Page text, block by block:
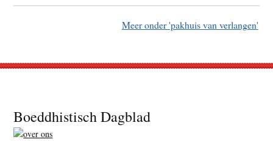
Meer onder 'pakhuis van verlangen'
Footer
Boeddhistisch Dagblad